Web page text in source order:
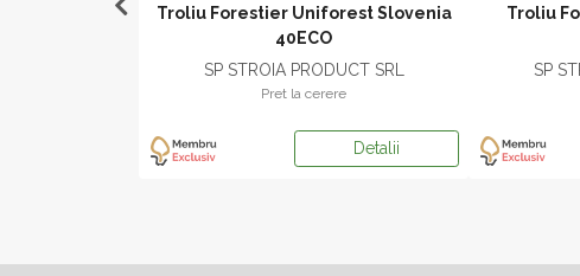
Troliu Forestier Uniforest Slovenia
40ECO
SP STROIA PRODUCT SRL
Pret la cerere
Detalii
Troliu
SP